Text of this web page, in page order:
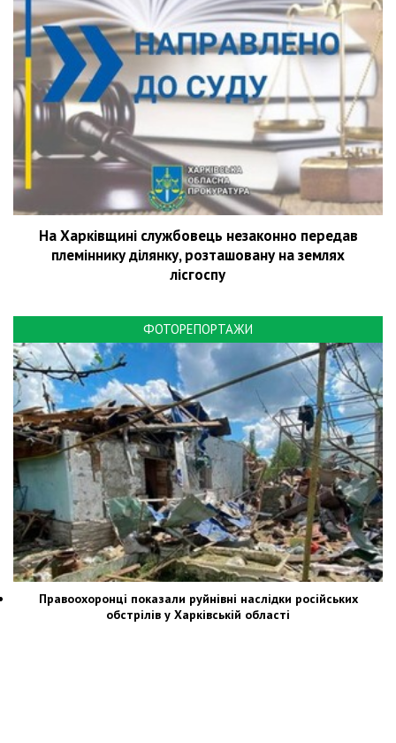
На Харківщині службовець незаконно передав
племіннику ділянку, розташовану на землях
лісгоспу
ФОТОРЕПОРТАЖИ
Правоохоронці показали руйнівні наслідки російських
обстрілів у Харківській області